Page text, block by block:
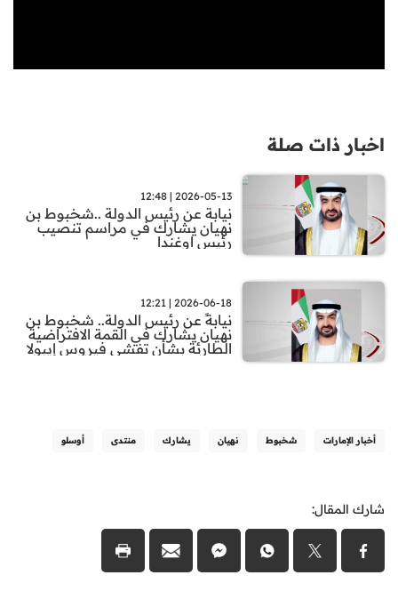
اخبار ذات صلة
2026-05-13 | 12:48
نيابة عن رئيس الدولة ..شخبوط بن
نهيان يشارك في مراسم تنصيب
رئيس اوغندا
2026-06-18 | 12:21
نيابةً عن رئيس الدولة.. شخبوط بن
نهيان يشارك في القمة الافتراضية
الطارئة بشأن تفشي فيروس إيبولا
أخبار الإمارات شخبوط نهيان يشارك منتدى أوسلو
شارك المقال: